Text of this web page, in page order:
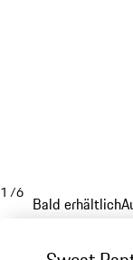
1 /6
Bald erhältlich